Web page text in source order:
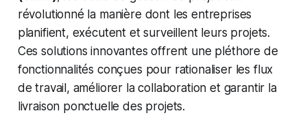
révolutionné la manière dont les entreprises
planifient, exécutent et surveillent leurs projets.
Ces solutions innovantes offrent une pléthore de
fonctionnalités conçues pour rationaliser les flux
de travail, améliorer la collaboration et garantir la
livraison ponctuelle des projets.